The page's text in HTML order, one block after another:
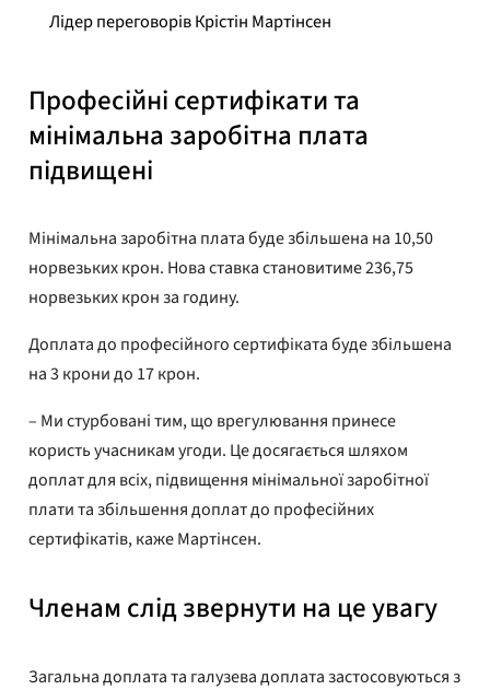
Лідер переговорів Крістін Мартінсен
Професійні сертифікати та
мінімальна заробітна плата
підвищені
Мінімальна заробітна плата буде збільшена на 10,50
норвезьких крон. Нова ставка становитиме 236,75
норвезьких крон за годину.
Доплата до професійного сертифіката буде збільшена
на 3 крони до 17 крон.
– Ми стурбовані тим, що врегулювання принесе
користь учасникам угоди. Це досягається шляхом
доплат для всіх, підвищення мінімальної заробітної
плати та збільшення доплат до професійних
сертифікатів, каже Мартінсен.
Членам слід звернути на це увагу
Загальна доплата та галузева доплата застосовуються з